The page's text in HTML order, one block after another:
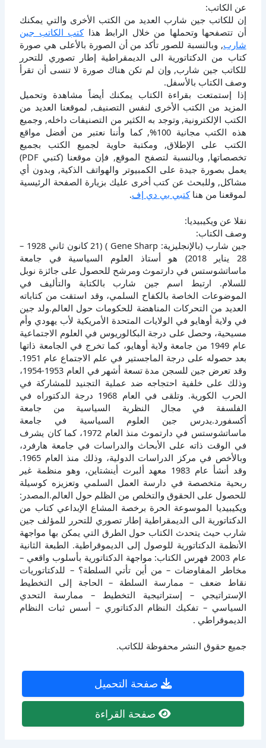
عن الكاتب:
إن للكاتب جين شارب العديد من الكتب الأخرى والتي يمكنك
أن تتصفحها وتحملها من خلال الرابط هذاكتب الكاتب جين
شارب, وبالنسبة للصور تأكد من أن الصورة بالأعلى هي صورة
كتاب من الدكتاتورية الى الديمقراطية إطار تصوري للتحرر
للكاتب جين شارب, وإن لم تكن هناك صورة لا تنسى أن تقرأ
وصف الكتاب بالأسفل.
إذا إستمتعت بقراءة الكتاب يمكنك أيضاً مشاهدة وتحميل
المزيد من الكتب الأخرى لنفس التصنيف, لموقعنا العديد من
الكتب الإلكترونية, وتوجد به الكثير من التصنيفات داخله, وجميع
هذه الكتب مجانية 100%, كما وأننا نعتبر من أفضل مواقع
الكتب على الإطلاق, ومكتبة حاوية لجميع الكتب بجميع
تخصصاتها, وبالنسبة لتصفح الموقع, فإن موقعنا (كتبي PDF)
يعمل بصورة جيدة على الكمبيوتر والهواتف الذكية, وبدون أي
مشاكل, وللبحث عن كتب أخرى عليك بزيارة الصفحة الرئيسية
لموقعنا من هناكتبي بي دي إف.
نقلا عن ويكيبيديا:
وصف الكتاب:
جين شارب (بالإنجليزية: Gene Sharp )‏ ‏(21 كانون ثاني 1928 –
28 يناير 2018) هو أستاذ العلوم السياسية في جامعة
ماساتشوستس في دارتموث ومرشح للحصول على جائزة نوبل
للسلام. ارتبط اسم جين شارب بالكتابة والتأليف في
الموضوعات الخاصة بالكفاح السلمي، وقد استقت من كتاباته
العديد من التحركات المناهضة للحكومات حول العالم.ولد جين
في ولاية أوهايو في الولايات المتحدة الأمريكية لأب يهودي وأم
مسيحية، وحصل على درجة البكالوريوس في العلوم الاجتماعية
عام 1949 من جامعة ولاية أوهايو، كما تخرج في الجامعة ذاتها
بعد حصوله على درجة الماجستير في علم الاجتماع عام 1951.
وقد تعرض جين للسجن مدة تسعة أشهر في العام 1953-1954،
وذلك على خلفية احتجاجه ضد عملية التجنيد للمشاركة في
الحرب الكورية. وتلقى في العام 1968 درجة الدكتوراه في
الفلسفة في مجال النظرية السياسية من جامعة
أكسفورد.يدرس جين العلوم السياسية في جامعة
ماساتشوستس في دارتموث منذ العام 1972، كما كان يشرف
في الوقت ذاته على الأبحاث والدراسات في جامعة هارفرد،
وبالأخص في مركز الدراسات الدولية، وذلك منذ العام 1965.
وقد أنشأ عام 1983 معهد ألبرت أينشتاين، وهو منظمة غير
ربحية متخصصة في دارسة العمل السلمي وتعزيزه كوسيلة
للحصول على الحقوق والتخلص من الظلم حول العالم.المصدر:
ويكيبيديا الموسوعة الحرة برخصة المشاع الإبداعي كتاب من
الدكتاتورية الى الديمقراطية إطار تصوري للتحرر للمؤلف جين
شارب حيث يتحدث الكتاب حول الطرق التي يمكن بها مواجهة
الأنظمة الدكتاتورية للوصول إلى الديموقراطية. الطبعة الثانية
عام 2003 فهرس الكتاب: مواجهة الدكتاتورية بأسلوب واقعي –
مخاطر المفاوضات – من أين تأتي السلطة؟ – للدكتاتوريات
نقاط ضعف – ممارسة السلطة – الحاجة إلى التخطيط
الإستراتيجي – إستراتيجية التخطيط – ممارسة التحدي
السياسي – تفكيك النظام الدكتاتوري – أسس ثبات النظام
الديموقراطي .
جميع حقوق النشر محفوظة للكاتب.
صفحة التحميل
صفحة القراءة